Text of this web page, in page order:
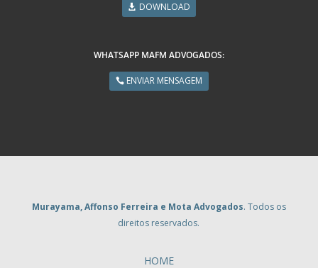
DOWNLOAD
WHATSAPP MAFM ADVOGADOS:
ENVIAR MENSAGEM
Murayama, Affonso Ferreira e Mota Advogados. Todos os
direitos reservados.
HOME